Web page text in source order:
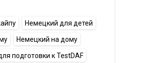
Немецкий для детей
Немецкий на дому
подготовки к TestDAF